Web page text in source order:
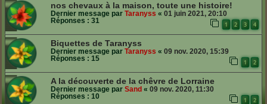
nos chevaux à la maison, toute une histoire!
Dernier message par Taranyss « 01 juin 2021, 20:10
Réponses : 31 1 2 3 4
Biquettes de Taranyss
Dernier message par Taranyss « 09 nov. 2020, 15:39
Réponses : 15 1 2
A la découverte de la chêvre de Lorraine
Dernier message par Sand « 09 nov. 2020, 11:30
Réponses : 10 1 2